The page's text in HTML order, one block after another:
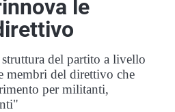
le
del partito a livello
membri del direttivo che
per militanti,